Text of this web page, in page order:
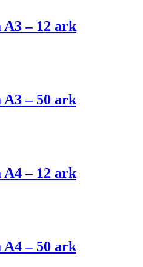
– 12 ark
– 50 ark
– 12 ark
– 50 ark